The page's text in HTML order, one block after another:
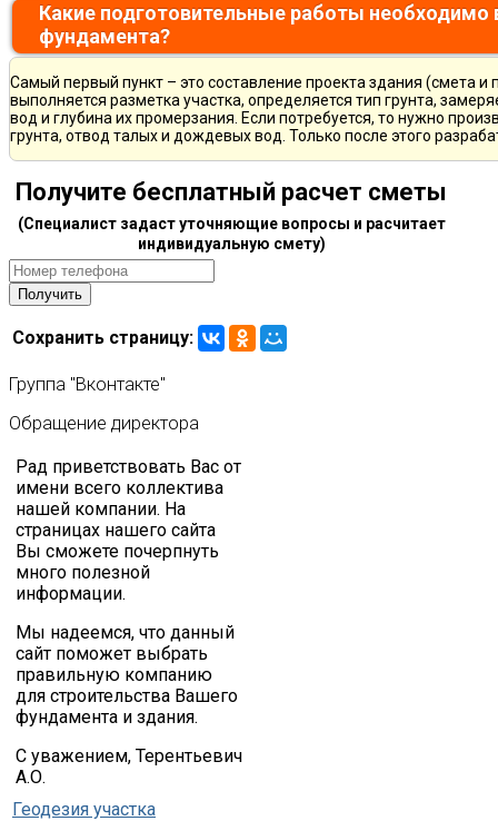
Какие подготовительные работы необходимо
фундамента?
Самый первый пункт – это составление проекта здания (смета
выполняется разметка участка, определяется тип грунта,
вод и глубина их промерзания. Если потребуется, то нужно
грунта, отвод талых и дождевых вод. Только после этого
Получите бесплатный расчет сметы
(Специалист задаст уточняющие вопросы и расчитает
индивидуальную смету)
Сохранить страницу:
Группа "Вконтакте"
Обращение директора
Рад приветствовать Вас от
имени всего коллектива
нашей компании. На
страницах нашего сайта
Вы сможете почерпнуть
много полезной
информации.
Мы надеемся, что данный
сайт поможет выбрать
правильную компанию
для строительства Вашего
фундамента и здания.
С уважением, Терентьевич
А.О.
Геодезия участка